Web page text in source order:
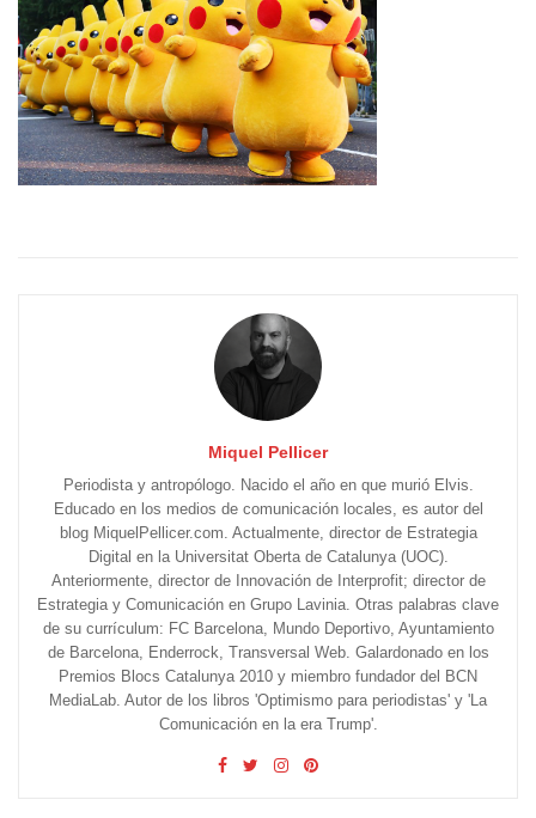
Miquel Pellicer
Periodista y antropólogo. Nacido el año en que murió Elvis.
Educado en los medios de comunicación locales, es autor del
blog MiquelPellicer.com. Actualmente, director de Estrategia
Digital en la Universitat Oberta de Catalunya (UOC).
Anteriormente, director de Innovación de Interprofit; director de
Estrategia y Comunicación en Grupo Lavinia. Otras palabras clave
de su currículum: FC Barcelona, Mundo Deportivo, Ayuntamiento
de Barcelona, Enderrock, Transversal Web. Galardonado en los
Premios Blocs Catalunya 2010 y miembro fundador del BCN
MediaLab. Autor de los libros 'Optimismo para periodistas' y 'La
Comunicación en la era Trump'.